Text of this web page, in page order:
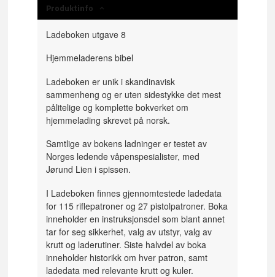
Produktinfo
Ladeboken utgave 8
Hjemmeladerens bibel
Ladeboken er unik i skandinavisk
sammenheng og er uten sidestykke det mest
pålitelige og komplette bokverket om
hjemmelading skrevet på norsk.
Samtlige av bokens ladninger er testet av
Norges ledende våpenspesialister, med
Jørund Lien i spissen.
I Ladeboken finnes gjennomtestede ladedata
for 115 riflepatroner og 27 pistolpatroner. Boka
inneholder en instruksjonsdel som blant annet
tar for seg sikkerhet, valg av utstyr, valg av
krutt og laderutiner. Siste halvdel av boka
inneholder historikk om hver patron, samt
ladedata med relevante krutt og kuler.